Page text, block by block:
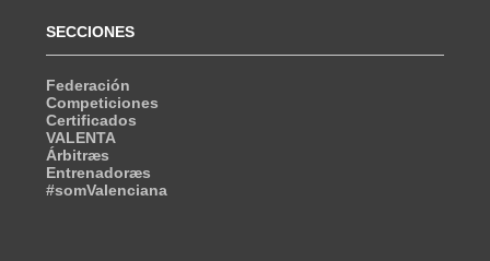
SECCIONES
Federación
Competiciones
Certificados
VALENTA
Árbitræs
Entrenadoræs
#somValenciana